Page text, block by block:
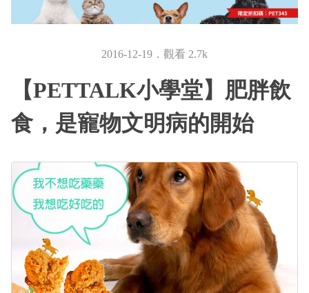
2016-12-19．觀看 2.7k
【PETTALK小學堂】肥胖飲
食，是寵物文明病的開始